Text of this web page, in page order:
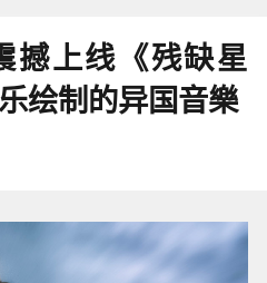
撼上线《残缺星
绘制的异国音樂